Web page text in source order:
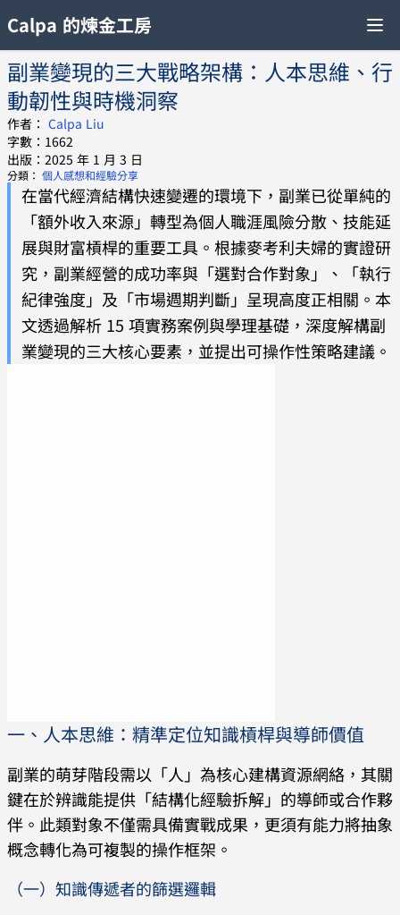
Calpa 的煉金工房
副業變現的三大戰略架構：人本思維、行
動韌性與時機洞察
作者： Calpa Liu
字數：1662
出版：2025 年 1 月 3 日
分類： 個人感想和經驗分享
在當代經濟結構快速變遷的環境下，副業已從單純的
「額外收入來源」轉型為個人職涯風險分散、技能延
展與財富槓桿的重要工具。根據麥考利夫婦的實證研
究，副業經營的成功率與「選對合作對象」、「執行
紀律強度」及「市場週期判斷」呈現高度正相關。本
文透過解析 15 項實務案例與學理基礎，深度解構副
業變現的三大核心要素，並提出可操作性策略建議。
一、人本思維：精準定位知識槓桿與導師價值
副業的萌芽階段需以「人」為核心建構資源網絡，其關
鍵在於辨識能提供「結構化經驗拆解」的導師或合作夥
伴。此類對象不僅需具備實戰成果，更須有能力將抽象
概念轉化為可複製的操作框架。
（一）知識傳遞者的篩選邏輯